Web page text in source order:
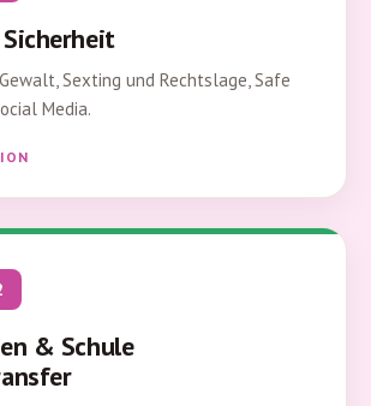
Sexting und Rechtslage, Safe
Media.
& Schule